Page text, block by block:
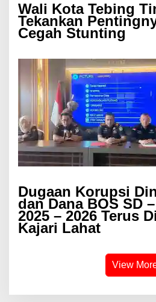
Wali Kota Tebing
Tekankan
Cegah Stunting
Dugaan Korupsi
dan Dana BOS SD
2025 – 2026 Terus
Kajari Lahat
View